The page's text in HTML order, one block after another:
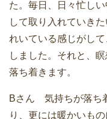
た。毎日、日々忙し
して取り入れていき
れいている感じがし
しました。それと、
落ち着きます。
Bさん 気持ちが落ち
り、更には暖かいも